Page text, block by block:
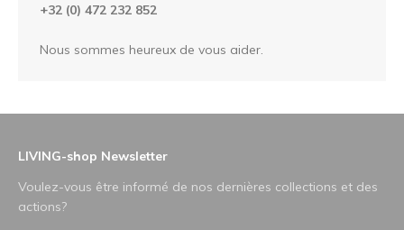
+32 (0) 472 232 852
Nous sommes heureux de vous aider.
LIVING-shop Newsletter
Voulez-vous être informé de nos dernières collections et des
actions?